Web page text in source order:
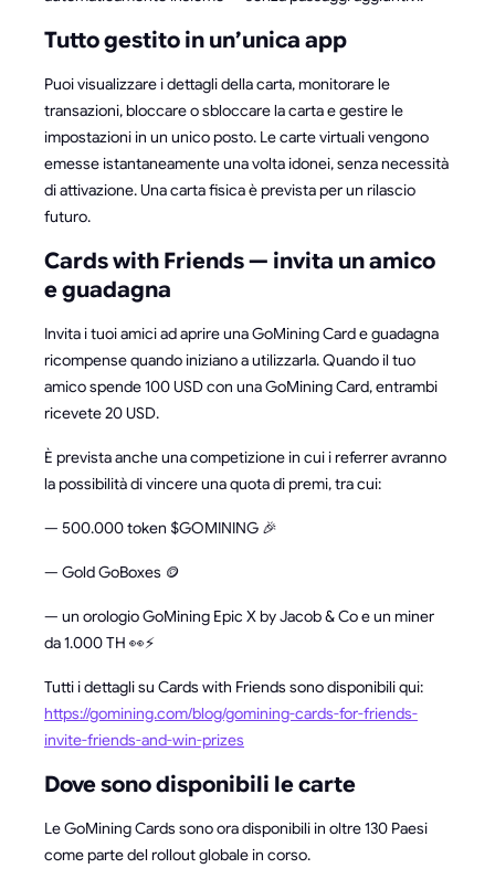
Tutto gestito in un’unica app
Puoi visualizzare i dettagli della carta, monitorare le
transazioni, bloccare o sbloccare la carta e gestire le
impostazioni in un unico posto. Le carte virtuali vengono
emesse istantaneamente una volta idonei, senza necessità
di attivazione. Una carta fisica è prevista per un rilascio
futuro.
Cards with Friends — invita un amico
e guadagna
Invita i tuoi amici ad aprire una GoMining Card e guadagna
ricompense quando iniziano a utilizzarla. Quando il tuo
amico spende 100 USD con una GoMining Card, entrambi
ricevete 20 USD.
È prevista anche una competizione in cui i referrer avranno
la possibilità di vincere una quota di premi, tra cui:
— 500.000 token $GOMINING 🎉
— Gold GoBoxes 🪙
— un orologio GoMining Epic X by Jacob & Co e un miner
da 1.000 TH 👀⚡
Tutti i dettagli su Cards with Friends sono disponibili qui:
https://gomining.com/blog/gomining-cards-for-friends-
invite-friends-and-win-prizes
Dove sono disponibili le carte
Le GoMining Cards sono ora disponibili in oltre 130 Paesi
come parte del rollout globale in corso.